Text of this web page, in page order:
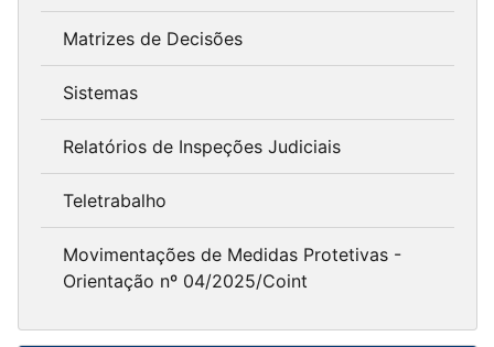
Matrizes de Decisões
Sistemas
Relatórios de Inspeções Judiciais
Teletrabalho
Movimentações de Medidas Protetivas -
Orientação nº 04/2025/Coint